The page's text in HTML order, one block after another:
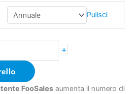
Pulisci
+
FooSales aumenta il numero di